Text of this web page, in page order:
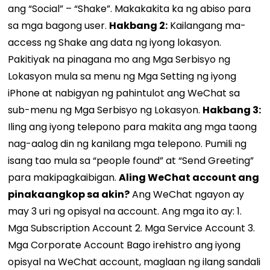
ang “Social” – “Shake”. Makakakita ka ng abiso para
sa mga bagong user. Hakbang 2: Kailangang ma-
access ng Shake ang data ng iyong lokasyon.
Pakitiyak na pinagana mo ang Mga Serbisyo ng
Lokasyon mula sa menu ng Mga Setting ng iyong
iPhone at nabigyan ng pahintulot ang WeChat sa
sub-menu ng Mga Serbisyo ng Lokasyon. Hakbang 3:
Iling ang iyong telepono para makita ang mga taong
nag-aalog din ng kanilang mga telepono. Pumili ng
isang tao mula sa “people found” at “Send Greeting”
para makipagkaibigan.Aling WeChat account ang
pinakaangkop sa akin?Ang WeChat ngayon ay
may 3 uri ng opisyal na account. Ang mga ito ay: 1.
Mga Subscription Account 2. Mga Service Account 3.
Mga Corporate Account Bago irehistro ang iyong
opisyal na WeChat account, maglaan ng ilang sandali